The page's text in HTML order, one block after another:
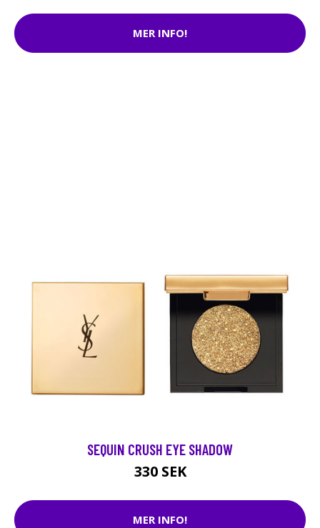
MER INFO!
SEQUIN CRUSH EYE SHADOW
330 SEK
MER INFO!